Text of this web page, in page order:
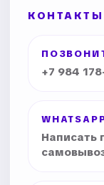
КОНТАКТЫ
+7 984
Написать